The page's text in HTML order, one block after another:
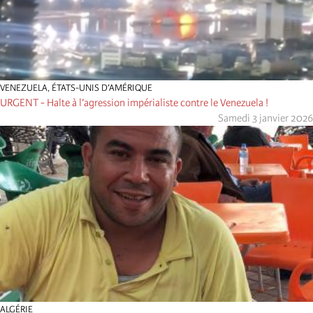
VENEZUELA, ÉTATS-UNIS D’AMÉRIQUE
URGENT - Halte à l’agression impérialiste contre le Venezuela !
Samedi 3 janvier 2026
ALGÉRIE